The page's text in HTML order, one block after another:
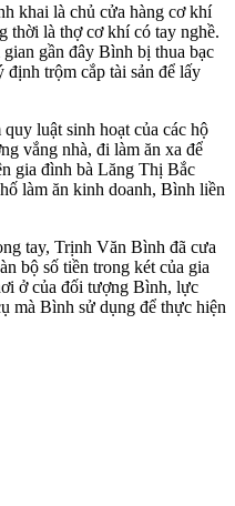
khai là chủ cửa hàng cơ khí
là thợ cơ khí có tay nghề.
gần đây Bình bị thua bạc
trộm cắp tài sản để lấy
luật sinh hoạt của các hộ
vắng nhà, đi làm ăn xa để
gia đình bà Lăng Thị Bắc
làm ăn kinh doanh, Bình liền
tay, Trịnh Văn Bình đã cưa
bộ số tiền trong két của gia
ở của đối tượng Bình, lực
mà Bình sử dụng để thực hiện